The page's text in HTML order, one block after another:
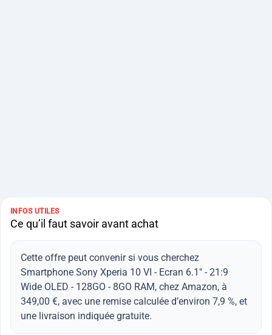
INFOS UTILES
Ce qu’il faut savoir avant achat
Cette offre peut convenir si vous cherchez
Smartphone Sony Xperia 10 VI - Ecran 6.1" - 21:9
Wide OLED - 128GO - 8GO RAM, chez Amazon, à
349,00 €, avec une remise calculée d’environ 7,9 %, et
une livraison indiquée gratuite.